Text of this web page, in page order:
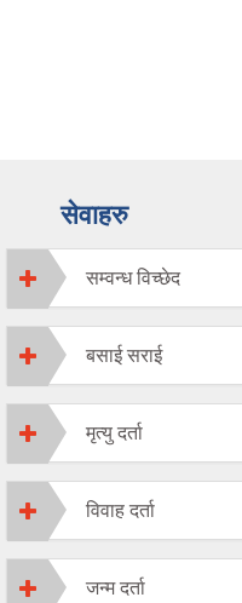
सेवाहरु
सम्वन्ध विच्छेद
बसाई सराई
मृत्यु दर्ता
विवाह दर्ता
जन्म दर्ता